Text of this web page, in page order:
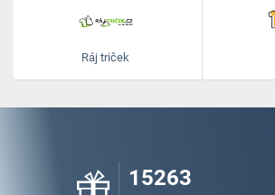
Ráj triček
15263